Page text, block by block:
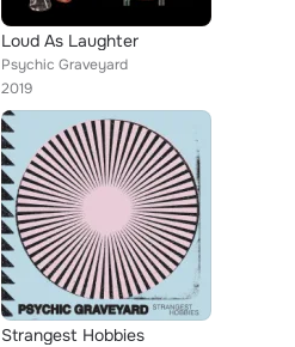
Loud As Laughter
Psychic Graveyard
2019
Strangest Hobbies